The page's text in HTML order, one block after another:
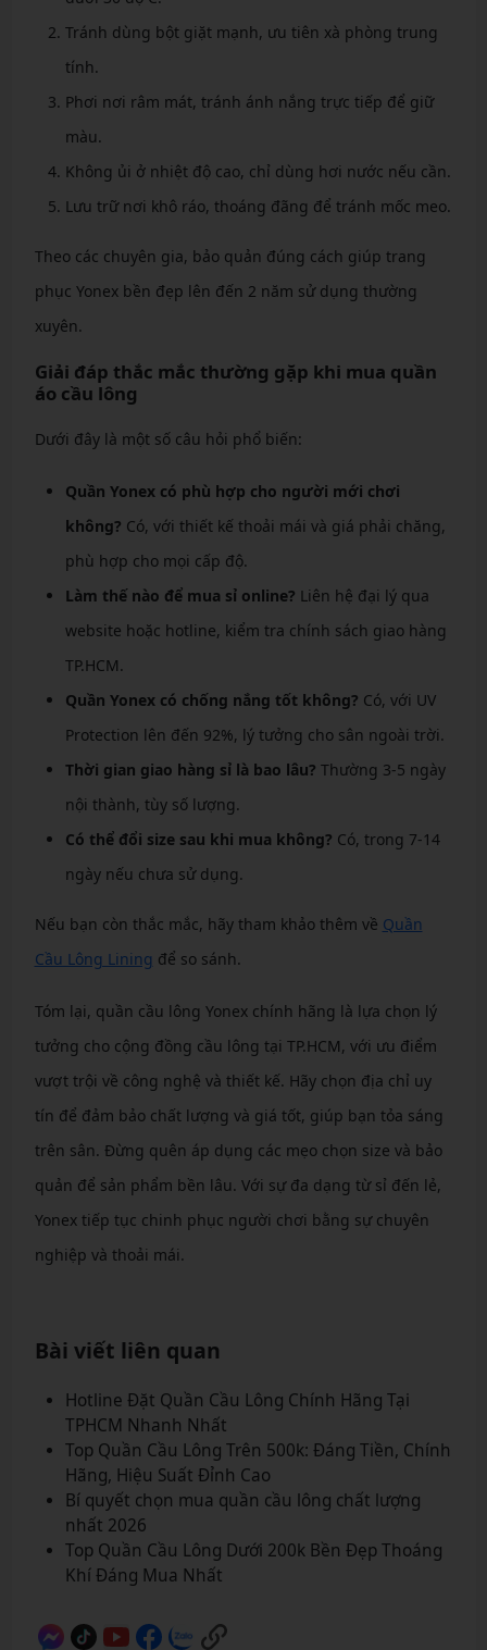
Tránh dùng bột giặt mạnh, ưu tiên xà phòng trung
tính.
Phơi nơi râm mát, tránh ánh nắng trực tiếp để giữ
màu.
Không ủi ở nhiệt độ cao, chỉ dùng hơi nước nếu cần.
Lưu trữ nơi khô ráo, thoáng đãng để tránh mốc meo.
Theo các chuyên gia, bảo quản đúng cách giúp trang
phục Yonex bền đẹp lên đến 2 năm sử dụng thường
xuyên.
Giải đáp thắc mắc thường gặp khi mua quần
áo cầu lông
Dưới đây là một số câu hỏi phổ biến:
Quần Yonex có phù hợp cho người mới chơi
không? Có, với thiết kế thoải mái và giá phải chăng,
phù hợp cho mọi cấp độ.
Làm thế nào để mua sỉ online? Liên hệ đại lý qua
website hoặc hotline, kiểm tra chính sách giao hàng
TP.HCM.
Quần Yonex có chống nắng tốt không? Có, với UV
Protection lên đến 92%, lý tưởng cho sân ngoài trời.
Thời gian giao hàng sỉ là bao lâu? Thường 3-5 ngày
nội thành, tùy số lượng.
Có thể đổi size sau khi mua không? Có, trong 7-14
ngày nếu chưa sử dụng.
Nếu bạn còn thắc mắc, hãy tham khảo thêm về Quần
Cầu Lông Lining để so sánh.
Tóm lại, quần cầu lông Yonex chính hãng là lựa chọn lý
tưởng cho cộng đồng cầu lông tại TP.HCM, với ưu điểm
vượt trội về công nghệ và thiết kế. Hãy chọn địa chỉ uy
tín để đảm bảo chất lượng và giá tốt, giúp bạn tỏa sáng
trên sân. Đừng quên áp dụng các mẹo chọn size và bảo
quản để sản phẩm bền lâu. Với sự đa dạng từ sỉ đến lẻ,
Yonex tiếp tục chinh phục người chơi bằng sự chuyên
nghiệp và thoải mái.
Bài viết liên quan
Hotline Đặt Quần Cầu Lông Chính Hãng Tại
TPHCM Nhanh Nhất
Top Quần Cầu Lông Trên 500k: Đáng Tiền, Chính
Hãng, Hiệu Suất Đỉnh Cao
Bí quyết chọn mua quần cầu lông chất lượng
nhất 2026
Top Quần Cầu Lông Dưới 200k Bền Đẹp Thoáng
Khí Đáng Mua Nhất